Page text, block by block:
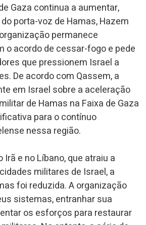
Gaza continua a aumentar,
porta-voz de Hamas, Hazem
permanece
o acordo de cessar-fogo e pede
que pressionem Israel a
De acordo com Qassem, a
em Israel sobre a aceleração
de Hamas na Faixa de Gaza
para o contínuo
nessa região.
e no Líbano, que atraiu a
militares de Israel, a
foi reduzida. A organização
sistemas, entranhar sua
os esforços para restaurar